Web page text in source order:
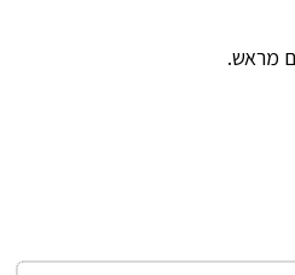
מראש.